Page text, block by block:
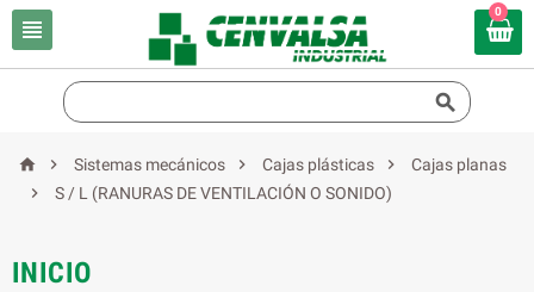

0

  Sistemas mecánicos  Cajas plásticas 
Cajas planas

S / L (RANURAS DE VENTILACIÓN O SONIDO)
INICIO